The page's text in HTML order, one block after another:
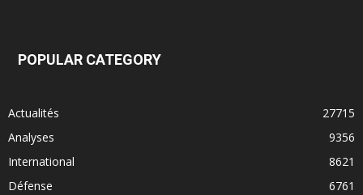
POPULAR CATEGORY
Actualités
27715
Analyses
9356
International
8621
Défense
6761